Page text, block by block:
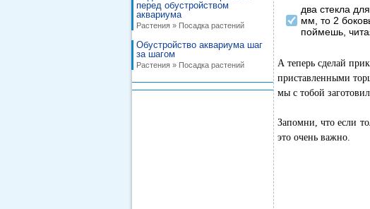
перед обустройством
аквариума
Растения » Посадка растений
Обустройство аквариума шаг
за шагом
Растения » Посадка растений
два стекла
мм, то 2
поймешь,
А теперь сделай
приставленными
мы с тобой
Запомни, что если
это очень важно.